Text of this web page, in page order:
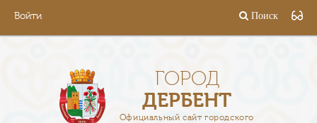
Войти Поиск
ГОРОД
ДЕРБЕНТ
Официальный сайт городского
АДМИНИСТРАЦИЯ